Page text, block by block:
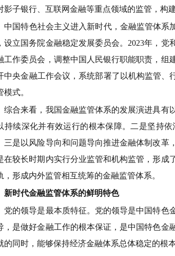
影子银行、互联网金融等重点领域的监管，构
特色社会主义进入新时代，金融监管体系加
设立国务院金融稳定发展委员会。2023年，
工作委员会，调整中国人民银行职能职责，组
中央金融工作会议，系统部署了以机构监管、
模式。
来看，我国金融监管体系的发展演进具有
持续深化并有效运行的根本保障。二是坚持
三是以风险导向和问题导向推进金融体制改革
在较长时期内实行分业监管和机构监管，形
，形成内外监管相互统筹的金融监管体系。
新时代金融监管体系的鲜明特色
领导是最本质特征。党的领导是中国特色
，是做好金融工作的根本保证，是中国特色金
的同时，能够保持经济金融体系总体稳定的根本